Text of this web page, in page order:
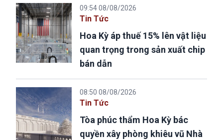
09:54 08/08/2026
Tin Tức
Hoa Kỳ áp thuế 15% lên vật liệu
quan trọng trong sản xuất chip
bán dẫn
08:50 08/08/2026
Tin Tức
Tòa phúc thẩm Hoa Kỳ bác
quyền xây phòng khiêu vũ Nhà